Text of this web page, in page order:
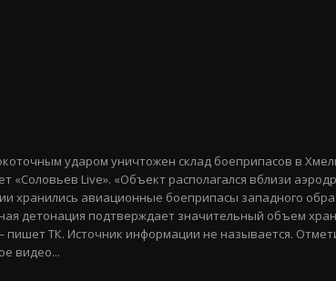
ударом уничтожен склад боеприпасов в
«Соловьев Live». «Объект располагался вблизи
хранились авиационные боеприпасы западного
детонация подтверждает значительный объем
пишет ТК. Источник информации не называется.
видео...